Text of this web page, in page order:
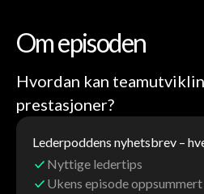
Om episoden
Hvordan kan
prestasjoner?
Lederpoddens nyhetsbrev –
Nyttige ledertips
Ukens episode oppsummert